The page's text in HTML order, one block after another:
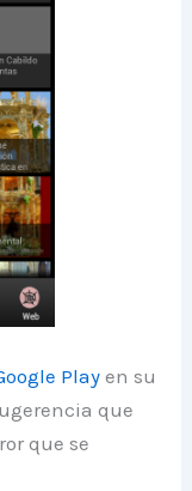
Play en su
que
que se